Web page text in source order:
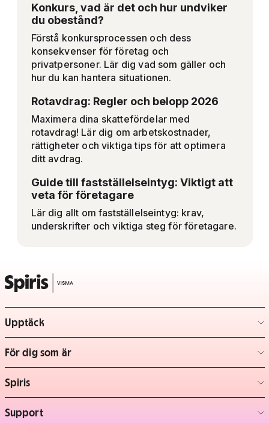
Konkurs, vad är det och hur undviker
du obestånd?
Förstå konkursprocessen och dess
konsekvenser för företag och
privatpersoner. Lär dig vad som gäller och
hur du kan hantera situationen.
Rotavdrag: Regler och belopp 2026
Maximera dina skattefördelar med
rotavdrag! Lär dig om arbetskostnader,
rättigheter och viktiga tips för att optimera
ditt avdrag.
Guide till fastställelseintyg: Viktigt att
veta för företagare
Lär dig allt om fastställelseintyg: krav,
underskrifter och viktiga steg för företagare.
Upptäck
– klicka för att expandera lista
För dig som är
– klicka för att expandera lista
Spiris
– klicka för att expandera lista
Support
– klicka för att expandera lista